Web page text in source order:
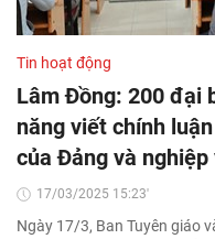
Tin hoạt động
Lâm Đồng: 200 đại
năng viết chính
của Đảng và
17/03/2025 15:23'
Ngày 17/3, Ban Tuyên giáo